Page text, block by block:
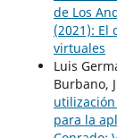
de Los
(2021): El
virtuales
Luis
Burbano,
para la